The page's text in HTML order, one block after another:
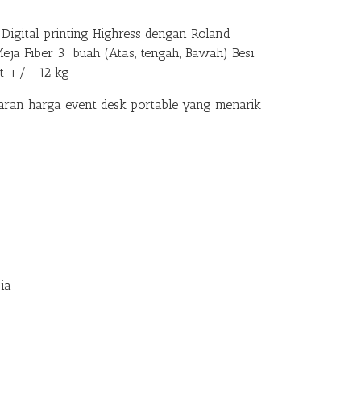
printing Highress dengan Roland
Fiber 3 buah (Atas, tengah, Bawah) Besi
+/- 12 kg
harga event desk portable yang menarik